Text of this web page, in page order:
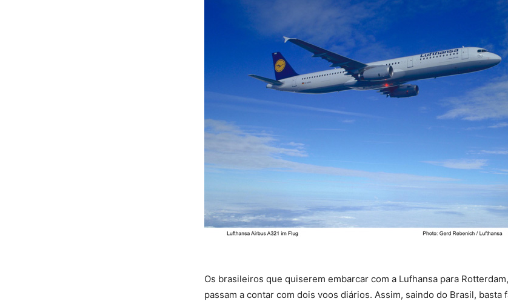
Os brasileiros que quiserem embarcar com a Lufhansa para
passam a contar com dois voos diários. Assim, saindo do Brasil, basta